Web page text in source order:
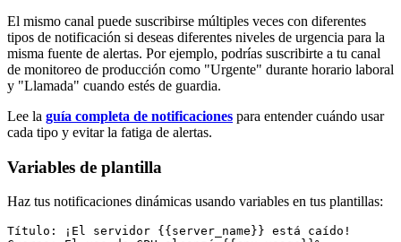
El mismo canal puede suscribirse múltiples veces con diferentes
tipos de notificación si deseas diferentes niveles de urgencia para la
misma fuente de alertas. Por ejemplo, podrías suscribirte a tu canal
de monitoreo de producción como "Urgente" durante horario laboral
y "Llamada" cuando estés de guardia.
Lee la guía completa de notificaciones para entender cuándo usar
cada tipo y evitar la fatiga de alertas.
Variables de plantilla
Haz tus notificaciones dinámicas usando variables en tus plantillas:
Título: ¡El servidor {{server_name}} está caído!